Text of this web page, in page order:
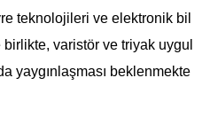
teknolojileri ve elektronik bil
varistör ve triyak uygul
yaygınlaşması beklenmekte